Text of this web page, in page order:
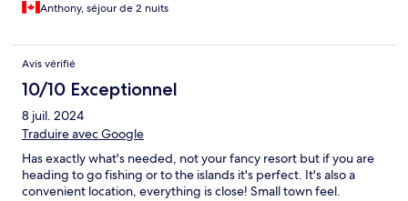
Anthony, séjour de 2 nuits
Avis vérifié
10/10 Exceptionnel
8 juil. 2024
Traduire avec Google
Has exactly what's needed, not your fancy resort but if you are
heading to go fishing or to the islands it's perfect. It's also a
convenient location, everything is close! Small town feel.